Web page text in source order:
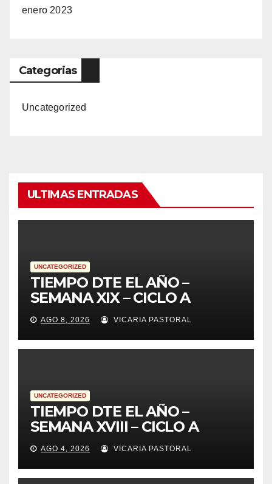
enero 2023
Categorias
Uncategorized
ULTIMAS ENTRADAS
UNCATEGORIZED
TIEMPO DTE EL AÑO –
SEMANA XIX – CICLO A
AGO 8, 2026 VICARIA PASTORAL
UNCATEGORIZED
TIEMPO DTE EL AÑO –
SEMANA XVIII – CICLO A
AGO 4, 2026 VICARIA PASTORAL